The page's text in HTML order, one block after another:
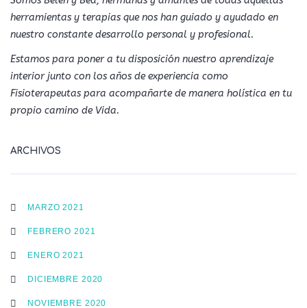
herramientas y terapias que nos han guiado y ayudado en
nuestro constante desarrollo personal y profesional.
Estamos para poner a tu disposición nuestro aprendizaje
interior junto con los años de experiencia como
Fisioterapeutas para acompañarte de manera holística en tu
propio camino de Vida.
ARCHIVOS
MARZO 2021
FEBRERO 2021
ENERO 2021
DICIEMBRE 2020
NOVIEMBRE 2020